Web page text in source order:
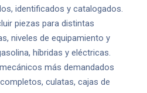
identificados y catalogados.
piezas para distintas
niveles de equipamiento y
híbridas y eléctricas.
más demandados
culatas, cajas de